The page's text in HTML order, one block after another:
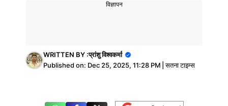
विज्ञापन
WRITTEN BY :प्रांशु विश्वकर्मा
Published on: Dec 25, 2025, 11:28 PM |सतना टाइम्स